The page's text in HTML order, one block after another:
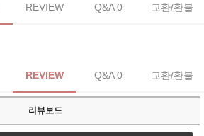
REVIEW Q&A 0 교환/환불
REVIEW Q&A 0 교환/환불
리뷰보드